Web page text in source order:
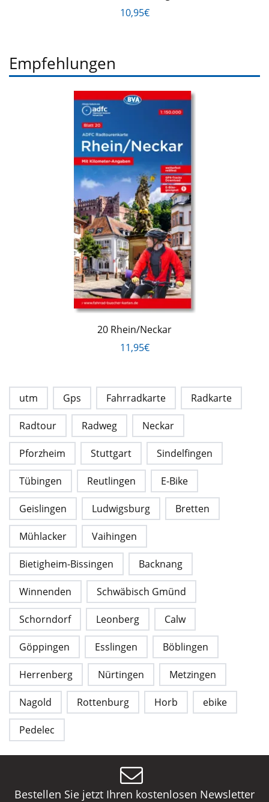
10,95€
Empfehlungen
20 Rhein/Neckar
11,95€
utm Gps Fahrradkarte Radkarte
Radtour Radweg Neckar
Pforzheim Stuttgart Sindelfingen
Tübingen Reutlingen E-Bike
Geislingen Ludwigsburg Bretten
Mühlacker Vaihingen
Bietigheim-Bissingen Backnang
Winnenden Schwäbisch Gmünd
Schorndorf Leonberg Calw
Göppingen Esslingen Böblingen
Herrenberg Nürtingen Metzingen
Nagold Rottenburg Horb ebike
Pedelec
Bestellen Sie jetzt Ihren kostenlosen Newsletter